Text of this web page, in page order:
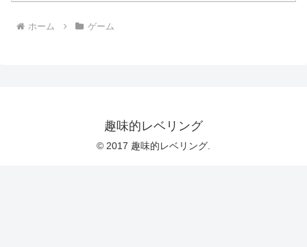
ホーム ゲーム
趣味的レベリング
© 2017 趣味的レベリング.